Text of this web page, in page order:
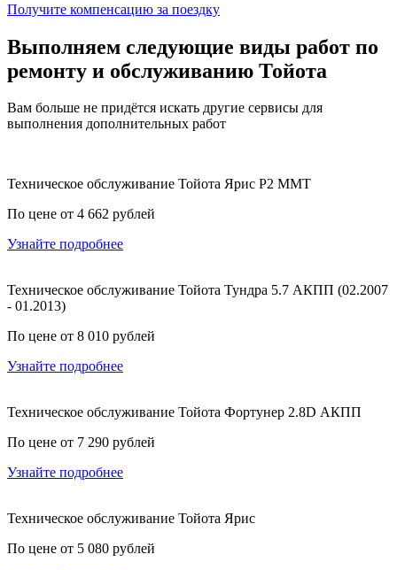
Получите компенсацию за поездку
Выполняем следующие виды работ по
ремонту и обслуживанию Тойота
Вам больше не придётся искать другие сервисы для
выполнения дополнительных работ
Техническое обслуживание Тойота Ярис P2 MMT
По цене от 4 662 рублей
Узнайте подробнее
Техническое обслуживание Тойота Тундра 5.7 АКПП (02.2007
- 01.2013)
По цене от 8 010 рублей
Узнайте подробнее
Техническое обслуживание Тойота Фортунер 2.8D АКПП
По цене от 7 290 рублей
Узнайте подробнее
Техническое обслуживание Тойота Ярис
По цене от 5 080 рублей